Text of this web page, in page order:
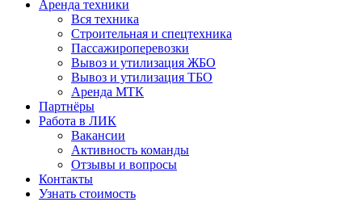
Аренда техники
Вся техника
Строительная и спецтехника
Пассажироперевозки
Вывоз и утилизация ЖБО
Вывоз и утилизация ТБО
Аренда МТК
Партнёры
Работа в ЛИК
Вакансии
Активность команды
Отзывы и вопросы
Контакты
Узнать стоимость